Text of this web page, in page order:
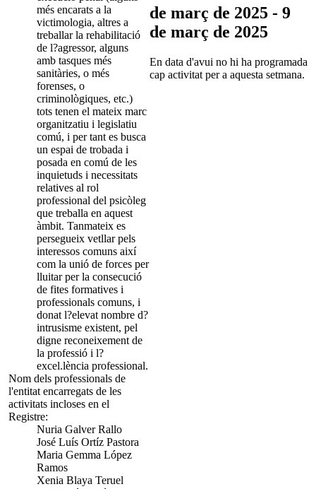
més encarats a la
victimologia, altres a
treballar la rehabilitació
de l?agressor, alguns
amb tasques més
sanitàries, o més
forenses, o
criminològiques, etc.)
tots tenen el mateix marc
organitzatiu i legislatiu
comú, i per tant es busca
un espai de trobada i
posada en comú de les
inquietuds i necessitats
relatives al rol
professional del psicòleg
que treballa en aquest
àmbit. Tanmateix es
persegueix vetllar pels
interessos comuns així
com la unió de forces per
lluitar per la consecució
de fites formatives i
professionals comuns, i
donat l?elevat nombre d?
intrusisme existent, pel
digne reconeixement de
la professió i l?
excel.lència professional.
Nom dels professionals de
l'entitat encarregats de les
activitats incloses en el
Registre:
Nuria Galver Rallo
José Luís Ortíz Pastora
Maria Gemma López
Ramos
Xenia Blaya Teruel
de març de 2025 - 9
de març de 2025
En data d'avui no hi ha programada
cap activitat per a aquesta setmana.